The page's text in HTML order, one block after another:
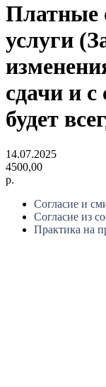
Платные
услуги
сдачи и с
будет
14.07.2025
4500,00
р.
Согласие и
Согласие из
Практика на